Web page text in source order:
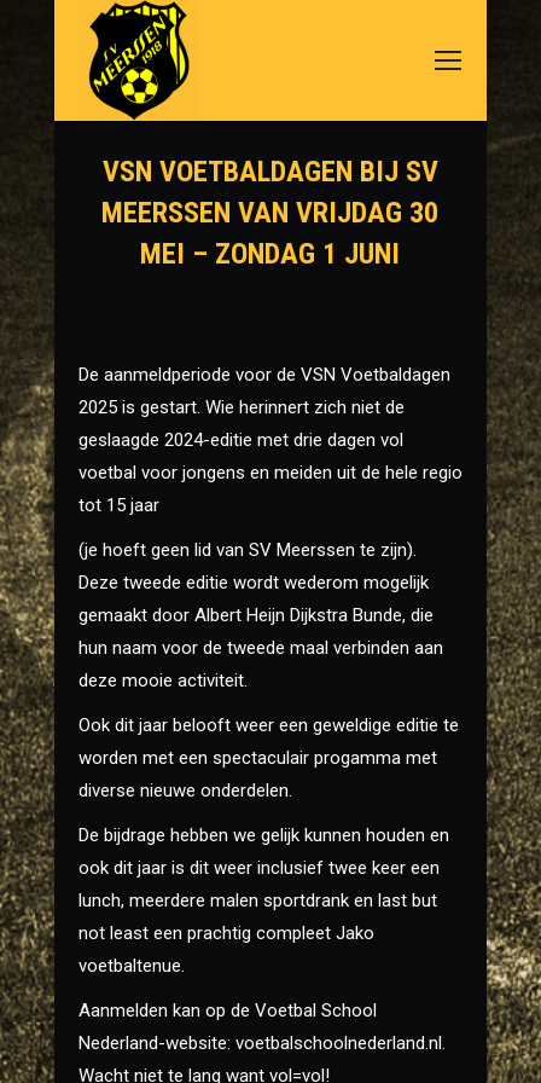
VSN VOETBALDAGEN BIJ SV
MEERSSEN VAN VRIJDAG 30
MEI – ZONDAG 1 JUNI
De aanmeldperiode voor de VSN Voetbaldagen
2025 is gestart. Wie herinnert zich niet de
geslaagde 2024-editie met drie dagen vol
voetbal voor jongens en meiden uit de hele regio
tot 15 jaar
(je hoeft geen lid van SV Meerssen te zijn).
Deze tweede editie wordt wederom mogelijk
gemaakt door Albert Heijn Dijkstra Bunde, die
hun naam voor de tweede maal verbinden aan
deze mooie activiteit.
Ook dit jaar belooft weer een geweldige editie te
worden met een spectaculair progamma met
diverse nieuwe onderdelen.
De bijdrage hebben we gelijk kunnen houden en
ook dit jaar is dit weer inclusief twee keer een
lunch, meerdere malen sportdrank en last but
not least een prachtig compleet Jako
voetbaltenue.
Aanmelden kan op de Voetbal School
Nederland-website: voetbalschoolnederland.nl.
Wacht niet te lang want vol=vol!